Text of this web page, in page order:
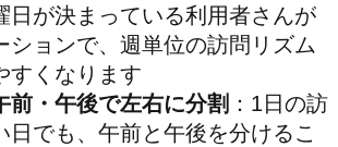
日が決まっている利用者さんが
ションで、週単位の訪問リズム
すくなります
前・午後で左右に分割 ：1日の訪
日でも、午前と午後を分けるこ